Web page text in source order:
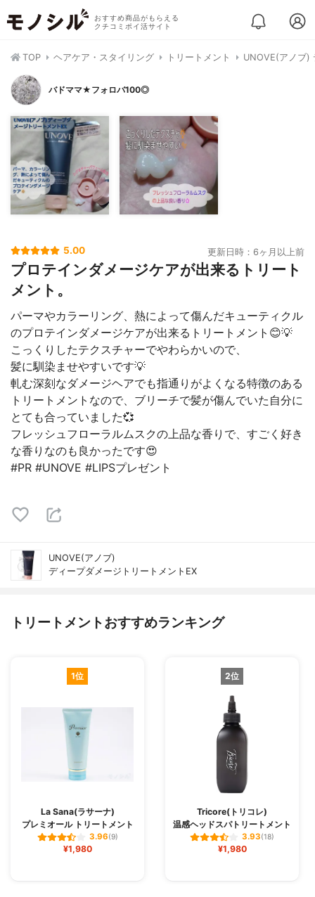
おすすめ商品がもらえる
クチコミポイ活サイト
TOP ヘアケア・スタイリング トリートメント UNOVE(アノブ)
バドママ★フォロバ100◎
5.00 更新日時：6ヶ月以上前
プロテインダメージケアが出来るトリート
メント。
パーマやカラーリング、熱によって傷んだキューティクル
のプロテインダメージケアが出来るトリートメント😊💡
こっくりしたテクスチャーでやわらかいので、
髪に馴染ませやすいです💡
軋む深刻なダメージヘアでも指通りがよくなる特徴のある
トリートメントなので、ブリーチで髪が傷んでいた自分に
とても合っていました💞
フレッシュフローラルムスクの上品な香りで、すごく好き
な香りなのも良かったです😍
#PR #UNOVE #LIPSプレゼント
UNOVE(アノブ)
ディープダメージトリートメントEX
トリートメントおすすめランキング
1位
La Sana(ラサーナ)
プレミオール トリートメント
3.96(9)
¥1,980
2位
Tricore(トリコレ)
温感ヘッドスパトリートメント
3.93(18)
¥1,980